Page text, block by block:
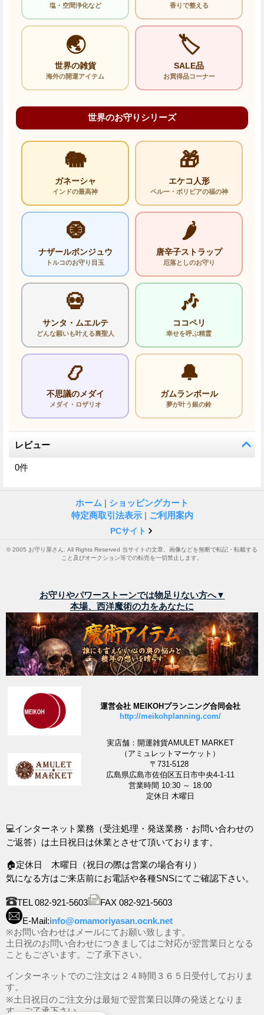
塩・空間浄化など 香りで整える
🌏
世界の雑貨
海外の開運アイテム
🏷️
SALE品
お買得品コーナー
世界のお守りシリーズ
🐘
ガネーシャ
インドの最高神
🎁
エケコ人形
ペルー・ボリビアの福の神
🧿
ナザールボンジュウ
トルコのお守り目玉
🌶️
唐辛子ストラップ
厄落としのお守り
💀
サンタ・ムエルテ
どんな願いも叶える裏聖人
🎶
ココペリ
幸せを呼ぶ精霊
📿
不思議のメダイ
メダイ・ロザリオ
🔔
ガムランボール
夢が叶う銀の鈴
レビュー
0件
ホーム | ショッピングカート
特定商取引法表示 | ご利用案内
PCサイト
© 2005 お守り屋さん. All Rights Reserved 当サイトの文章、画像などを無断で転記・転載する
こと及びオークション等での転売を一切禁止します。
お守りやパワーストーンでは物足りない方へ▼
本場、西洋魔術の力をあなたに
運営会社 MEIKOHプランニング合同会社
http://meikohplanning.com/
実店舗：開運雑貨AMULET MARKET
（アミュレットマーケット）
〒731-5128
広島県広島市佐伯区五日市中央4-1-11
営業時間 10:30 ～ 18:00
定休日 木曜日
💻インターネット業務（受注処理・発送業務・お問い合わせの
ご返答）は土日祝日は休業とさせて頂いております。
🏠定休日 木曜日（祝日の際は営業の場合有り）
気になる方はご来店前にお電話や各種SNSにてご確認下さい。
TEL 082-921-5603
FAX 082-921-5603
E-Mail:info@omamoriyasan.ocnk.net
※お問い合わせはメールにてお願い致します。
土日祝のお問い合わせにつきましてはご対応が翌営業日となる
こともございます。ご了承下さい。
インターネットでのご注文は２４時間３６５日受付しておりま
す。
※土日祝日のご注文分は最短で翌営業日以降の発送となりま
す。ご了承下さい。